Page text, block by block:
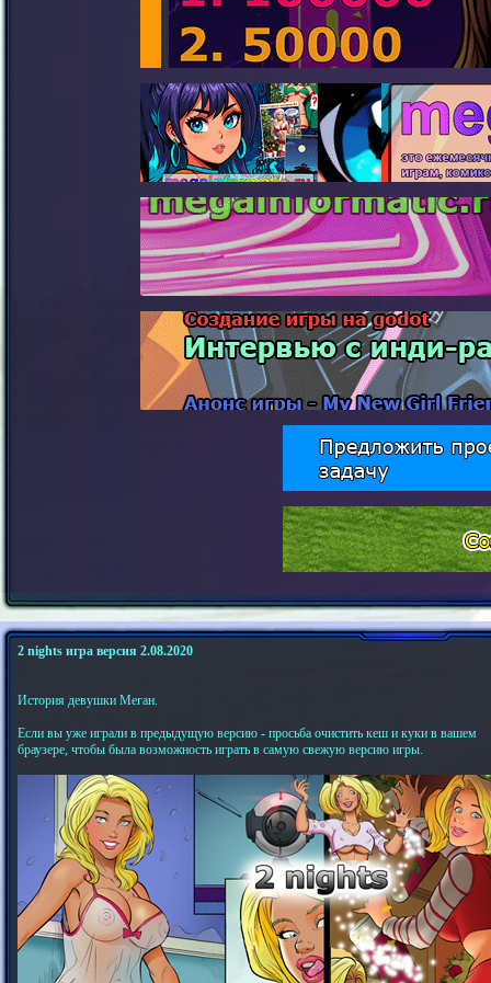
2 nights игра версия 2.08.2020
История девушки Меган.
Если вы уже играли в предыдущую версию - просьба очистить кеш и куки в вашем
браузере, чтобы была возможность играть в самую свежую версию игры.